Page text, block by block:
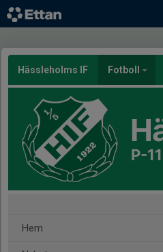
Hässleholms IF Fotboll
P-11
Hem